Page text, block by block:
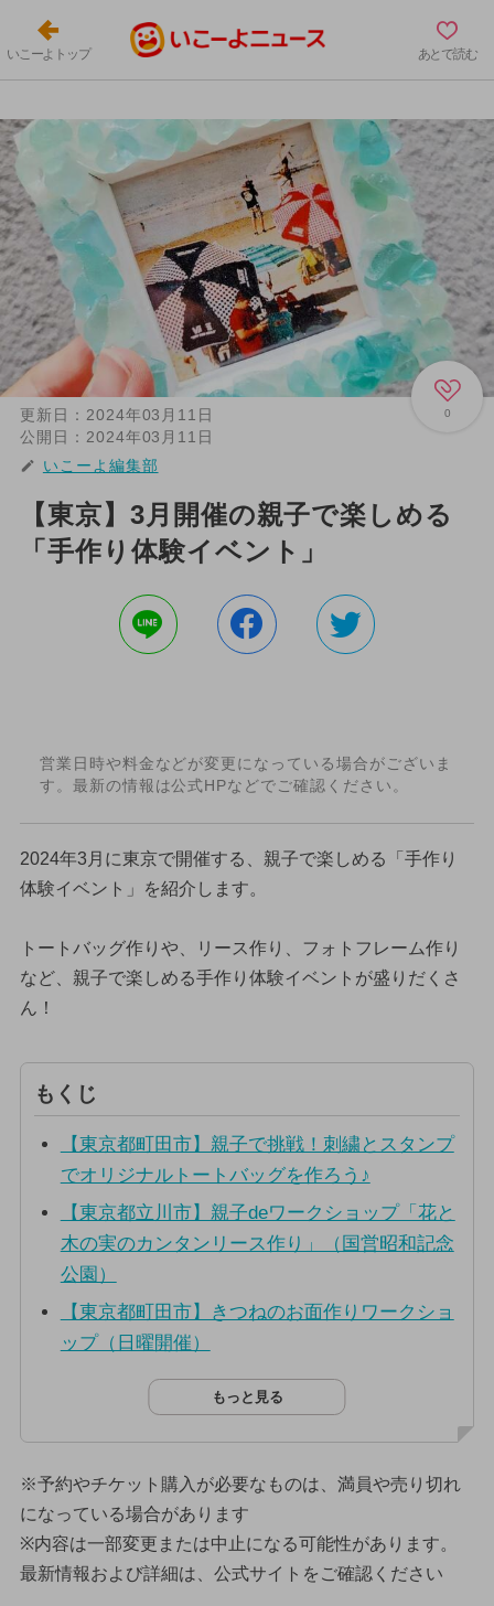
いこーよトップ あとで読む
0
更新日： 2024年03月11日
公開日： 2024年03月11日
いこーよ編集部
【東京】3月開催の親子で楽しめる
「手作り体験イベント」
営業日時や料金などが変更になっている場合がございま
す。最新の情報は公式HPなどでご確認ください。
2024年3月に東京で開催する、親子で楽しめる「手作り
体験イベント」を紹介します。
トートバッグ作りや、リース作り、フォトフレーム作り
など、親子で楽しめる手作り体験イベントが盛りだくさ
ん！
もくじ
【東京都町田市】親子で挑戦！刺繍とスタンプ
でオリジナルトートバッグを作ろう♪
【東京都立川市】親子deワークショップ「花と
木の実のカンタンリース作り」（国営昭和記念
公園）
【東京都町田市】きつねのお面作りワークショ
ップ（日曜開催）
もっと見る
※予約やチケット購入が必要なものは、満員や売り切れ
になっている場合があります
※内容は一部変更または中止になる可能性があります。
最新情報および詳細は、公式サイトをご確認ください